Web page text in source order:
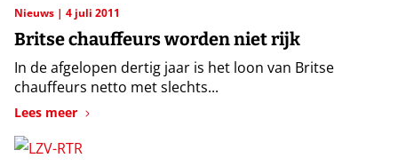
Nieuws 4 juli 2011
Britse chauffeurs worden niet rijk
In de afgelopen dertig jaar is het loon van Britse
chauffeurs netto met slechts...
Lees meer